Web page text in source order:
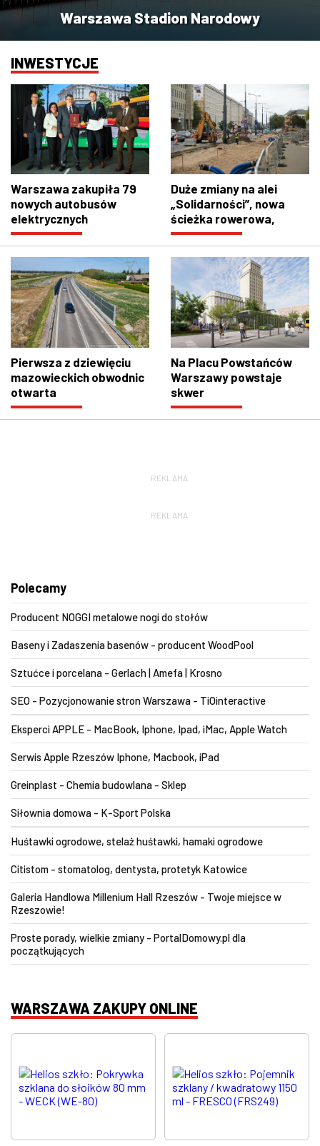
Warszawa Stadion Narodowy
INWESTYCJE
Warszawa zakupiła 79
nowych autobusów
elektrycznych
Duże zmiany na alei
„Solidarności”, nowa
ścieżka rowerowa,
przemieszczone
przystanki i zmiany w
ruchu drogowym
Pierwsza z dziewięciu
mazowieckich obwodnic
otwarta
Na Placu Powstańców
Warszawy powstaje
skwer
REKLAMA
REKLAMA
Polecamy
Producent NOGGI metalowe nogi do stołów
Baseny i Zadaszenia basenów - producent WoodPool
Sztućce i porcelana - Gerlach | Amefa | Krosno
SEO - Pozycjonowanie stron Warszawa - TiOinteractive
Eksperci APPLE - MacBook, Iphone, Ipad, iMac, Apple Watch
Serwis Apple Rzeszów Iphone, Macbook, iPad
Greinplast - Chemia budowlana - Sklep
Siłownia domowa - K-Sport Polska
Huśtawki ogrodowe, stelaż huśtawki, hamaki ogrodowe
Citistom - stomatolog, dentysta, protetyk Katowice
Galeria Handlowa Millenium Hall Rzeszów - Twoje miejsce w
Rzeszowie!
Proste porady, wielkie zmiany - PortalDomowy.pl dla
początkujących
WARSZAWA ZAKUPY ONLINE